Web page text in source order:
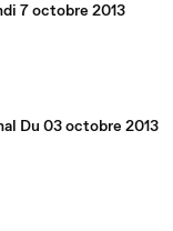
7 octobre 2013
Du 03 octobre 2013